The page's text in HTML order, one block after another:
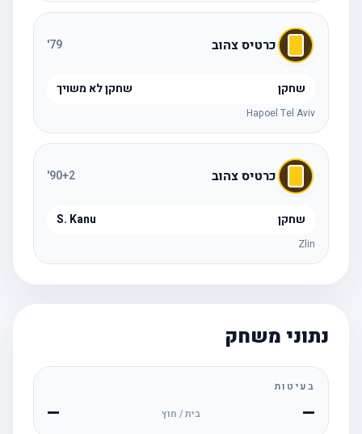
כרטיס צהוב 79
'
שחקן שחקן לא משויך
Hapoel Tel Aviv
כרטיס צהוב 90+2
'
שחקן S. Kanu
Zlin
נתוני משחק
בעיטות
— בית / חוץ —